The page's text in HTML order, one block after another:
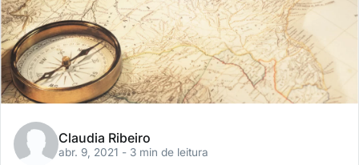
Claudia Ribeiro
abr. 9, 2021 - 3 min de leitura